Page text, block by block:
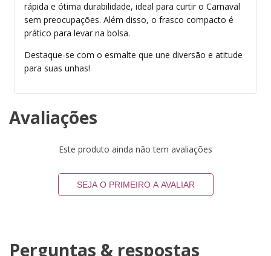
rápida e ótima durabilidade, ideal para curtir o Carnaval
sem preocupações. Além disso, o frasco compacto é
prático para levar na bolsa.
Destaque-se com o esmalte que une diversão e atitude
para suas unhas!
Avaliações
Este produto ainda não tem avaliações
SEJA O PRIMEIRO A AVALIAR
Perguntas & respostas